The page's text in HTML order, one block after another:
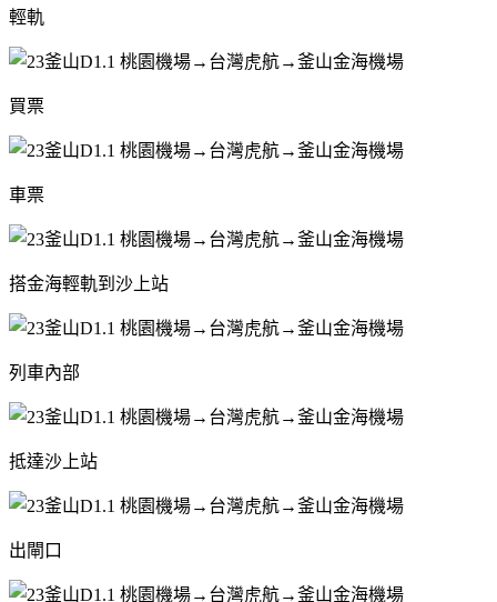
輕軌
買票
車票
搭金海輕軌到沙上站
列車內部
抵達沙上站
出閘口